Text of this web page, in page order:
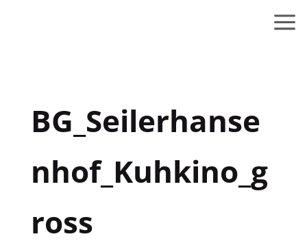
BG_Seilerhanse
nhof_Kuhkino_g
ross